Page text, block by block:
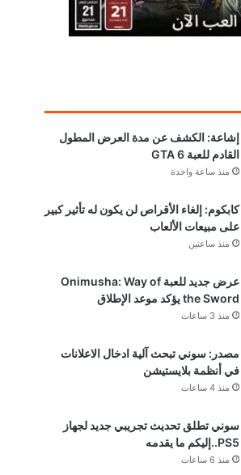
إشاعة: الكشف عن مدة العرض المطول
القادم للعبة GTA 6
منذ ساعة واحدة
كابكوم: إلغاء الأقراص لن يكون له تأثير كبير
على مبيعات الألعاب
منذ ساعتين
عرض جديد للعبة Onimusha: Way of
the Sword يؤكد موعد الإطلاق
منذ 3 ساعات
مصدر: سوني تبحث آلية ادخال الاعلانات
في أنظمة بلايستيشن
منذ 4 ساعات
سوني تطلق تحديث تجريبي جديد لجهاز
PS5..إليكم ما يقدمه
منذ 6 ساعات